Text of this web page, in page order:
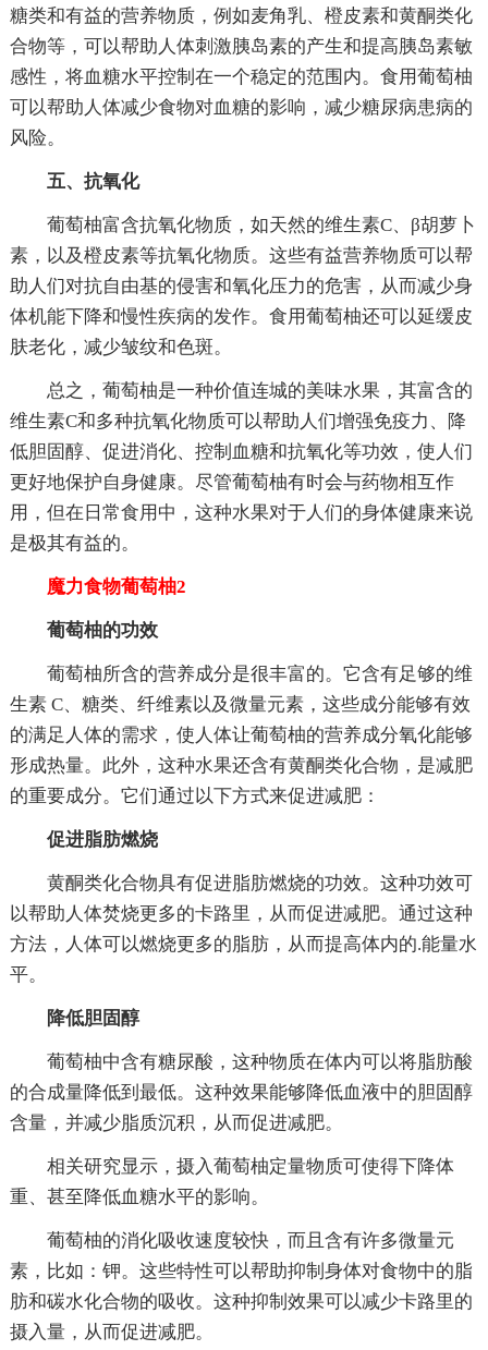
糖类和有益的营养物质，例如麦角乳、橙皮素和黄酮类化
合物等，可以帮助人体刺激胰岛素的产生和提高胰岛素敏
感性，将血糖水平控制在一个稳定的范围内。食用葡萄柚
可以帮助人体减少食物对血糖的影响，减少糖尿病患病的
风险。
五、抗氧化
葡萄柚富含抗氧化物质，如天然的维生素C、β胡萝卜
素，以及橙皮素等抗氧化物质。这些有益营养物质可以帮
助人们对抗自由基的侵害和氧化压力的危害，从而减少身
体机能下降和慢性疾病的发作。食用葡萄柚还可以延缓皮
肤老化，减少皱纹和色斑。
总之，葡萄柚是一种价值连城的美味水果，其富含的
维生素C和多种抗氧化物质可以帮助人们增强免疫力、降
低胆固醇、促进消化、控制血糖和抗氧化等功效，使人们
更好地保护自身健康。尽管葡萄柚有时会与药物相互作
用，但在日常食用中，这种水果对于人们的身体健康来说
是极其有益的。
魔力食物葡萄柚2
葡萄柚的功效
葡萄柚所含的营养成分是很丰富的。它含有足够的维
生素 C、糖类、纤维素以及微量元素，这些成分能够有效
的满足人体的需求，使人体让葡萄柚的营养成分氧化能够
形成热量。此外，这种水果还含有黄酮类化合物，是减肥
的重要成分。它们通过以下方式来促进减肥：
促进脂肪燃烧
黄酮类化合物具有促进脂肪燃烧的功效。这种功效可
以帮助人体焚烧更多的卡路里，从而促进减肥。通过这种
方法，人体可以燃烧更多的脂肪，从而提高体内的.能量水
平。
降低胆固醇
葡萄柚中含有糖尿酸，这种物质在体内可以将脂肪酸
的合成量降低到最低。这种效果能够降低血液中的胆固醇
含量，并减少脂质沉积，从而促进减肥。
相关研究显示，摄入葡萄柚定量物质可使得下降体
重、甚至降低血糖水平的影响。
葡萄柚的消化吸收速度较快，而且含有许多微量元
素，比如：钾。这些特性可以帮助抑制身体对食物中的脂
肪和碳水化合物的吸收。这种抑制效果可以减少卡路里的
摄入量，从而促进减肥。